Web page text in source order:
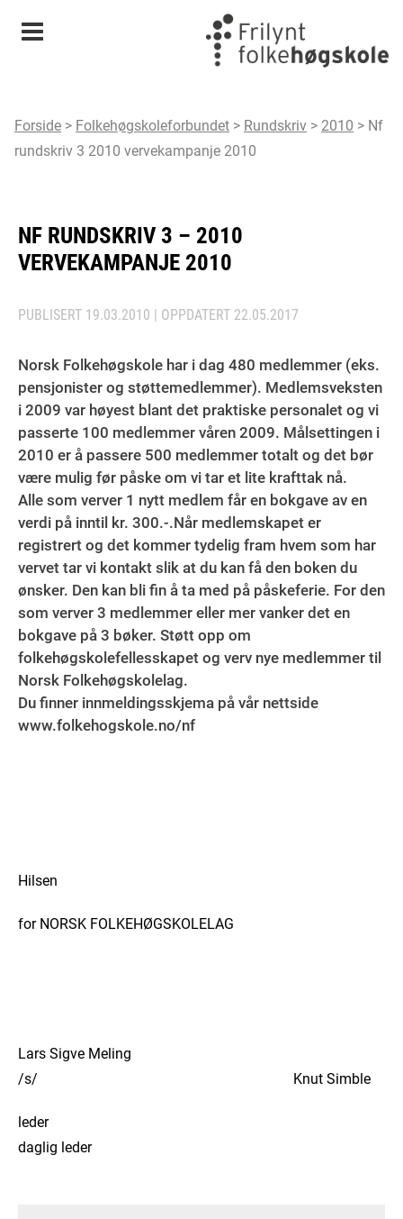
Meny
Forside > Folkehøgskoleforbundet > Rundskriv > 2010 > Nf
rundskriv 3 2010 vervekampanje 2010
NF RUNDSKRIV 3 – 2010
VERVEKAMPANJE 2010
PUBLISERT 19.03.2010 | OPPDATERT 22.05.2017
Norsk Folkehøgskole har i dag 480 medlemmer (eks.
pensjonister og støttemedlemmer). Medlemsveksten
i 2009 var høyest blant det praktiske personalet og vi
passerte 100 medlemmer våren 2009. Målsettingen i
2010 er å passere 500 medlemmer totalt og det bør
være mulig før påske om vi tar et lite krafttak nå.
Alle som verver 1 nytt medlem får en bokgave av en
verdi på inntil kr. 300.-.Når medlemskapet er
registrert og det kommer tydelig fram hvem som har
vervet tar vi kontakt slik at du kan få den boken du
ønsker. Den kan bli fin å ta med på påskeferie. For den
som verver 3 medlemmer eller mer vanker det en
bokgave på 3 bøker. Støtt opp om
folkehøgskolefellesskapet og verv nye medlemmer til
Norsk Folkehøgskolelag.
Du finner innmeldingsskjema på vår nettside
www.folkehogskole.no/nf
Hilsen
for NORSK FOLKEHØGSKOLELAG
Lars Sigve Meling
/s/ Knut Simble
leder
daglig leder